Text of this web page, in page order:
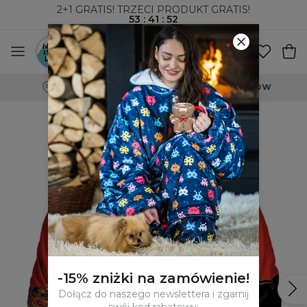
2+1 GRATIS! TRZECI PRODUKT GRATIS!
53 : 41 :51
WYSYŁKA ZA POBRANIEM I DO PACZKOMATÓW
-15% zniżki na zamówienie!
Dołącz do naszego newslettera i zgarnij